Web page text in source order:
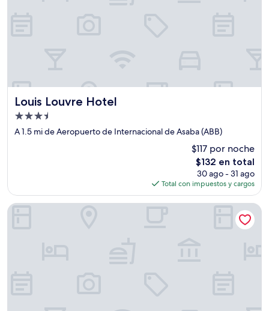
Louis Louvre Hotel
Louis Louvre Hotel
Propiedad
de
A 1.5 mi de Aeropuerto de Internacional de Asaba (ABB)
$117 por noche
El
precio
actual
es
de
$132 en total
30 ago - 31 ago
Total con impuestos y cargos
BON Hotel Asaba